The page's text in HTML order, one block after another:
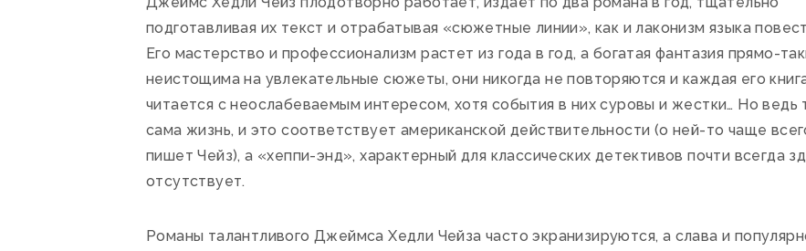
подготавливая их текст и отрабатывая «сюжетные линии», как и лаконизм языка
Его мастерство и профессионализм растет из года в год, а богатая фантазия прямо-
неистощима на увлекательные сюжеты, они никогда не повторяются и каждая его
читается с неослабеваемым интересом, хотя события в них суровы и жестки… Но ведь
сама жизнь, и это соответствует американской действительности (о ней-то чаще
пишет Чейз), а «хеппи-энд», характерный для классических детективов почти всегда
отсутствует.
Романы талантливого Джеймса Хедли Чейза часто экранизируются, а слава и